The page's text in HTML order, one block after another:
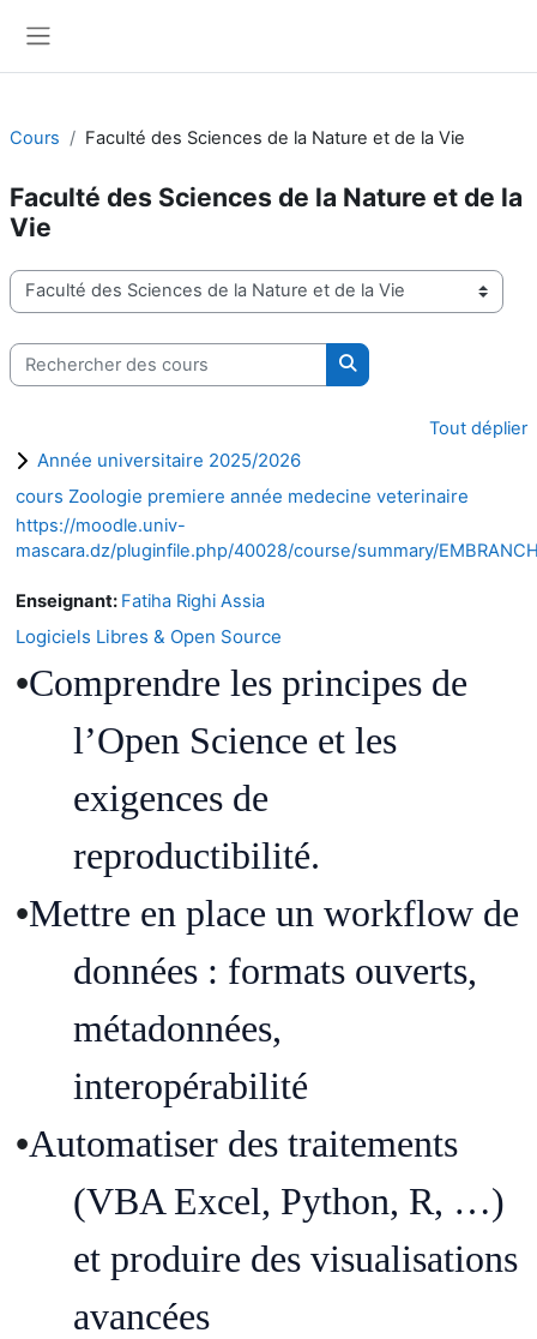
Cours Faculté des Sciences de la Nature et de la Vie
Faculté des Sciences de la Nature et de la
Vie
Catégories de cours
Rechercher des cours
Rechercher des cours
Tout déplier
Année universitaire 2025/2026
cours Zoologie premiere année medecine veterinaire
https://moodle.univ-
mascara.dz/pluginfile.php/40028/course/summary/
Enseignant: Fatiha Righi Assia
Logiciels Libres & Open Source
•Comprendre les principes de
l’Open Science et les
exigences de
reproductibilité.
•Mettre en place un workflow de
données : formats ouverts,
métadonnées,
interopérabilité
•Automatiser des traitements
(VBA Excel, Python, R, …)
et produire des visualisations
avancées